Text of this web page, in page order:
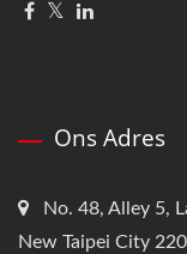
Ons Adres
No. 48, Alley 5,
New Taipei City